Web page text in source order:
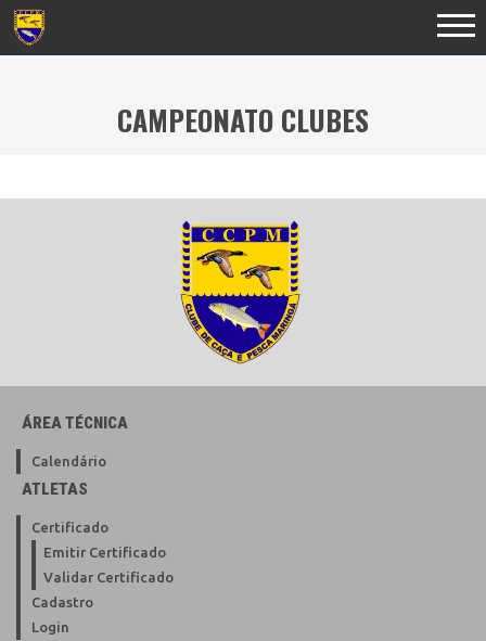
CAMPEONATO CLUBES
ÁREA TÉCNICA
Calendário
ATLETAS
Certificado
Emitir Certificado
Validar Certificado
Cadastro
Login